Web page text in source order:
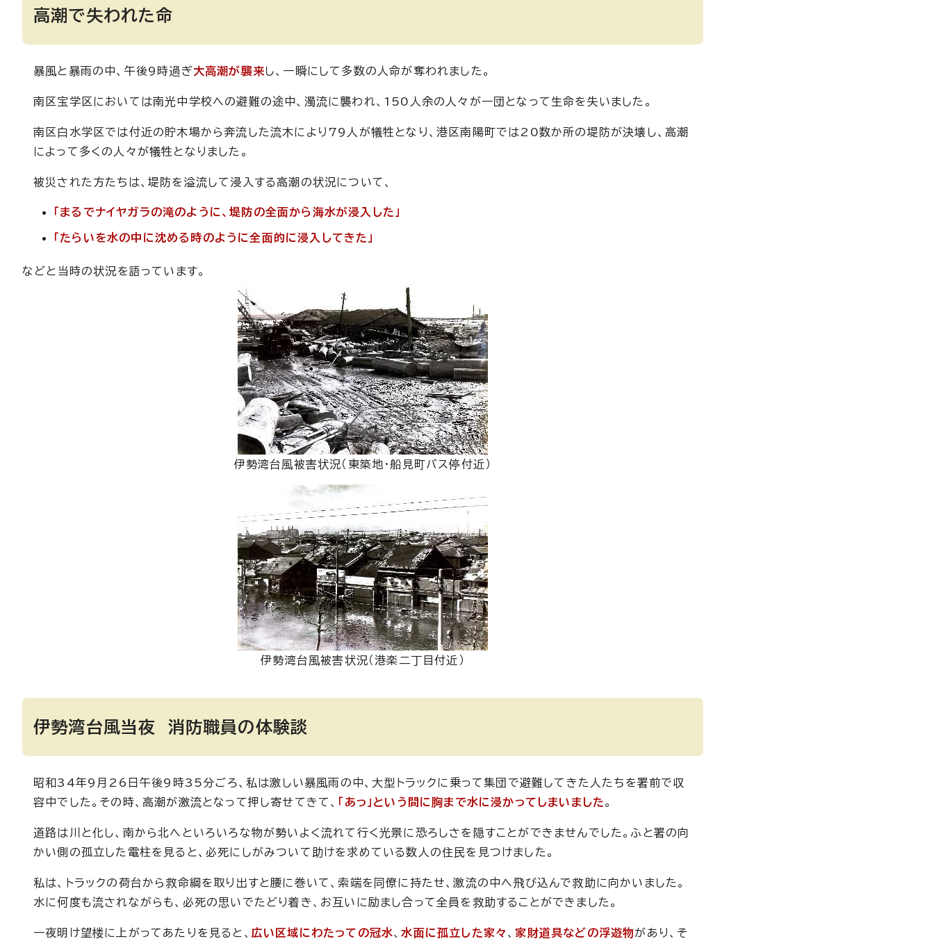
高潮で失われた命
暴風と暴雨の中、午後9時過ぎ大高潮が襲来 し、一瞬にして多数の人命が奪われました。
南区宝学区においては南光中学校への避難の途中、濁流に襲われ、150人余の人々が一団となって生命を失いました。
南区白水学区では付近の貯木場から奔流した流木により79人が犠牲となり、港区南陽町では20数か所の堤防が決壊し、高潮
によって多くの人々が犠牲となりました。
被災された方たちは、堤防を溢流して浸入する高潮の状況について、
「まるでナイヤガラの滝のように、堤防の全面から海水が浸入した」
「たらいを水の中に沈める時のように全面的に浸入してきた」
などと当時の状況を語っています。
伊勢湾台風被害状況（東築地・船見町バス停付近）
伊勢湾台風被害状況（港楽二丁目付近）
伊勢湾台風当夜 消防職員の体験談
昭和34年9月26日午後9時35分ごろ、私は激しい暴風雨の中、大型トラックに乗って集団で避難してきた人たちを署前で収
容中でした。その時、高潮が激流となって押し寄せてきて、
「あっ」という間に胸まで水に浸かってしまいました。
道路は川と化し、南から北へといろいろな物が勢いよく流れて行く光景に恐ろしさを隠すことができませんでした。ふと署の向
かい側の孤立した電柱を見ると、必死にしがみついて助けを求めている数人の住民を見つけました。
私は、トラックの荷台から救命綱を取り出すと腰に巻いて、索端を同僚に持たせ、激流の中へ飛び込んで救助に向かいました。
水に何度も流されながらも、必死の思いでたどり着き、お互いに励まし合って全員を救助することができました。
一夜明け望楼に上がってあたりを見ると、 広い区域にわたっての冠水、水面に孤立した家々 、 家財道具などの浮遊物があり、そ